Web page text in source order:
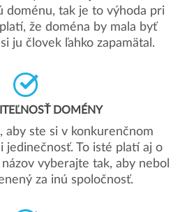
doménu, tak je to výhoda pri
že doména by mala byť
ju človek ľahko zapamätal.
DOMÉNY
aby ste si v konkurenčnom
jedinečnosť. To isté platí aj o
vyberajte tak, aby nebol
za inú spoločnosť.